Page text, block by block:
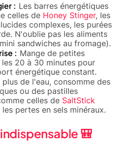
: Les barres énergétiques
celles de Honey Stinger, les
complexes, les purées
N'oublie pas les aliments
sandwiches au fromage).
: Mange de petites
20 à 30 minutes pour
énergétique constant.
plus de l'eau, consomme des
ou des pastilles
celles de SaltStick
pertes en sels minéraux.
🎒